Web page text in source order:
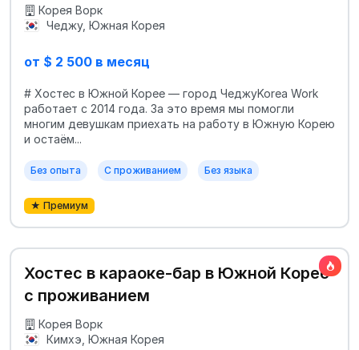
Корея Ворк
Чеджу, Южная Корея
от $ 2 500 в месяц
# Хостес в Южной Корее — город ЧеджуKorea Work
работает с 2014 года. За это время мы помогли
многим девушкам приехать на работу в Южную Корею
и остаём...
Без опыта С проживанием Без языка
★ Премиум
Хостес в караоке-бар в Южной Корее
с проживанием
Корея Ворк
Кимхэ, Южная Корея